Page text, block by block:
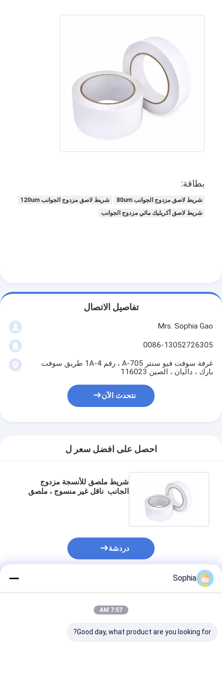
جولة في المعمل
مراقبة الجودة
شريط عازل لاصق
شريط لاصق رقائق الألومنيوم
شريط لاصق من القماش
شريط لاصق مزدوج الجوانب
الشريط اللاصق PET
صب الاستثمار الدقيق
لوح العزل الكهربائي
بطاقة:
شريط لاصق مزدوج الجوانب 80um
شريط لاصق مزدوج الجوانب 120um
شريط لاصق أكريليك مائي مزدوج الجوانب
تفاصيل الاتصال
Mrs. Sophia Gao
0086-13052726305
غرفة سوفت فيو سنتر A-705 ، رقم 1A-4 طريق سوفت
بارك ، داليان ، الصين 116023
نتحدث الآن
احصل على افضل سعر ل
شريط ملصق للأنسجة مزدوج
الجانب ️ ناقل غير منسوج ، ملصق
دردشة
المنتجات الموصى بها
Sophia
7:57 AM
Good day, what product are you looking for?